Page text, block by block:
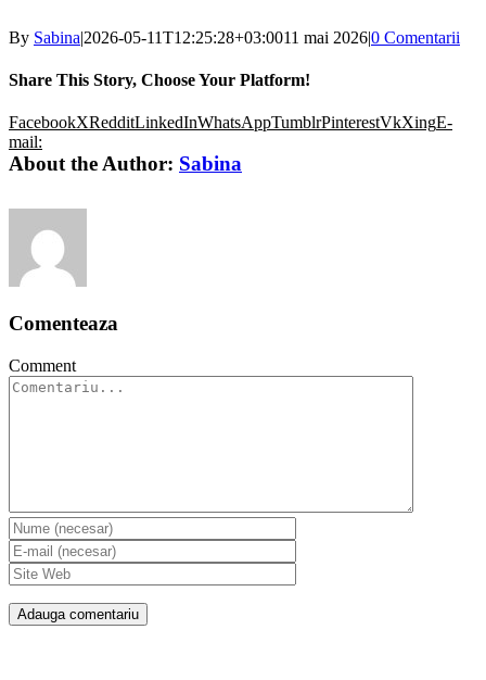
By Sabina|2026-05-11T12:25:28+03:0011 mai 2026|0 Comentarii
Share This Story, Choose Your Platform!
FacebookXRedditLinkedInWhatsAppTumblrPinterestVkXingE-
mail:
About the Author: Sabina
Comenteaza
Comment